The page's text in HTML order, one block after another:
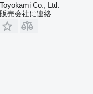
Toyokami Co., Ltd.
販売会社に連絡